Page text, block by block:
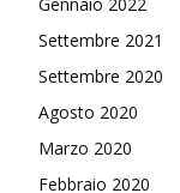
Settembre 2021
Settembre 2020
Agosto 2020
Marzo 2020
Febbraio 2020